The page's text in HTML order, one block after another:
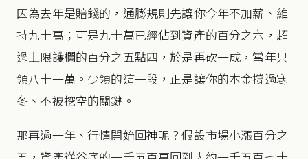
因為去年是賠錢的，通膨規則先讓你今年不加薪、維
持九十萬；可是九十萬已經佔到資產的百分之六，超
過上限護欄的百分之五點四，於是再砍一成，當年只
領八十一萬。少領的這一段，正是讓你的本金撐過寒
冬、不被挖空的關鍵。
那再過一年、行情開始回神呢？假設市場小漲百分之